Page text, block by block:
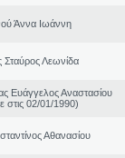
Άννα Ιωάννη
Σταύρος Λεωνίδα
Ευάγγελος Αναστασίου
στις 02/01/1990)
Αθανασίου